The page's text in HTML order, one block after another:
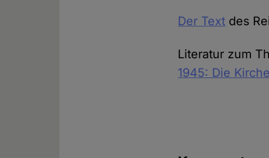
Der Text des
Literatur zum
1945: Die